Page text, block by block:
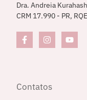
Dra. Andreia
CRM 17.990 - PR,
Contatos